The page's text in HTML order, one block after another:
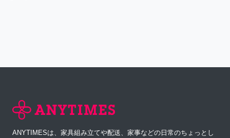
ANYTIMESは、家具組み立てや配送、家事などの日常のちょっとし